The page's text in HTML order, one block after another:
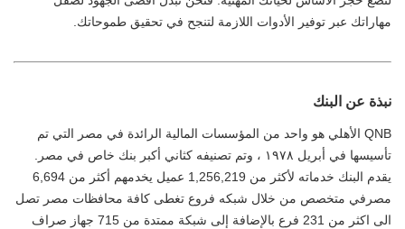
مهاراتك عبر توفير الأدوات اللازمة لتنجح في تحقيق طموحاتك.
نبذة عن البنك
QNB الأهلي هو واحد من المؤسسات المالية الرائدة في مصر التي تم
تأسيسها في أبريل ١٩٧٨ ، وتم تصنيفه كثاني أكبر بنك خاص في مصر.
يقدم البنك خدماته لأكثر من 1,256,219 عميل يخدمهم أكثر من 6,694
مصرفي متخصص من خلال شبكه فروع تغطى كافة محافظات مصر تصل
الى اكثر من 231 فرع بالإضافة إلى شبكة ممتدة من 715 جهاز صراف